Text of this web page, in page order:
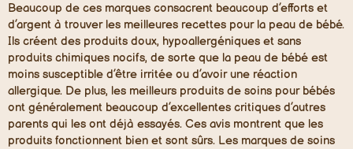
Beaucoup de ces marques consacrent beaucoup d’efforts et
d’argent à trouver les meilleures recettes pour la peau de bébé.
Ils créent des produits doux, hypoallergéniques et sans
produits chimiques nocifs, de sorte que la peau de bébé est
moins susceptible d’être irritée ou d’avoir une réaction
allergique. De plus, les meilleurs produits de soins pour bébés
ont généralement beaucoup d’excellentes critiques d’autres
parents qui les ont déjà essayés. Ces avis montrent que les
produits fonctionnent bien et sont sûrs. Les marques de soins